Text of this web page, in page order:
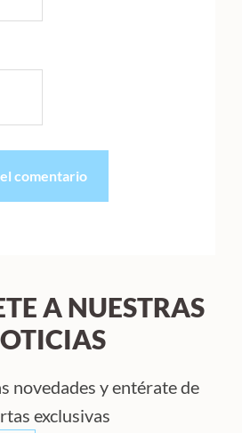
A NUESTRAS
novedades y entérate de
exclusivas